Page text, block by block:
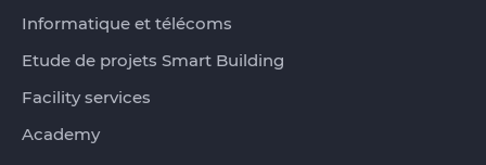
Informatique et télécoms
Etude de projets Smart Building
Facility services
Academy